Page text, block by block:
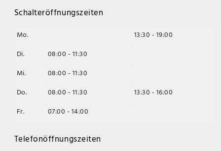
Schalteröffnungszeiten
Mo.
13:30 - 19:00
Di.
08:00 - 11:30
Mi.
08:00 - 11:30
Do.
08:00 - 11:30
13:30 - 16:00
Fr.
07:00 - 14:00
Telefonöffnungszeiten